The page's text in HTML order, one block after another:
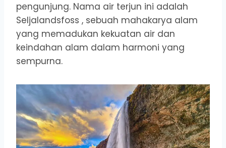
pengunjung. Nama air terjun ini adalah
Seljalandsfoss , sebuah mahakarya alam
yang memadukan kekuatan air dan
keindahan alam dalam harmoni yang
sempurna.